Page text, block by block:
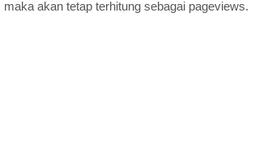
akan tetap terhitung sebagai pageviews.